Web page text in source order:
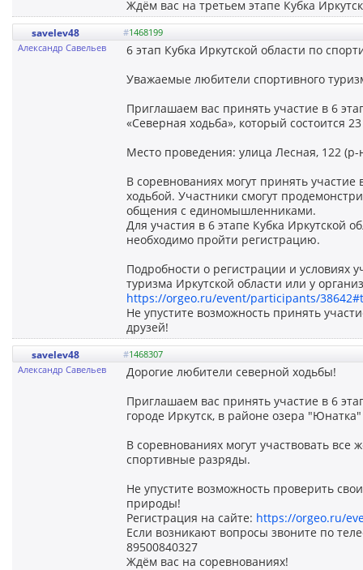
Ждём вас на третьем этапе Кубка
savelev48 #1468199
Александр Савельев
6 этап Кубка Иркутской области по
Уважаемые любители спортивного
Приглашаем вас принять участие в 6
«Северная ходьба», который состоится
Место проведения: улица Лесная, 122
В соревнованиях могут принять
ходьбой. Участники смогут
общения с единомышленниками.
Для участия в 6 этапе Кубка Иркутской
необходимо пройти регистрацию.
Подробности о регистрации и условиях
туризма Иркутской области или у
https://orgeo.ru/event/participants/
Не упустите возможность принять
друзей!
savelev48 #1468307
Александр Савельев
Дорогие любители северной ходьбы!
Приглашаем вас принять участие в 6
городе Иркутск, в районе озера
В соревнованиях могут участвовать
спортивные разряды.
Не упустите возможность проверить
природы!
Регистрация на сайте: https://orgeo.ru/
Если возникают вопросы звоните по
89500840327
Ждём вас на соревнованиях!